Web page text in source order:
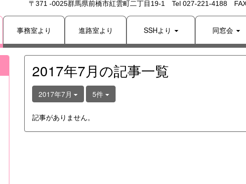
〒371 -0025群馬県前橋市紅雲町二丁目19-1 Tel 027-221-4188
事務室より 進路室より SSHより 同窓会
2017年7月の記事一覧
2017年7月 5件
記事がありません。